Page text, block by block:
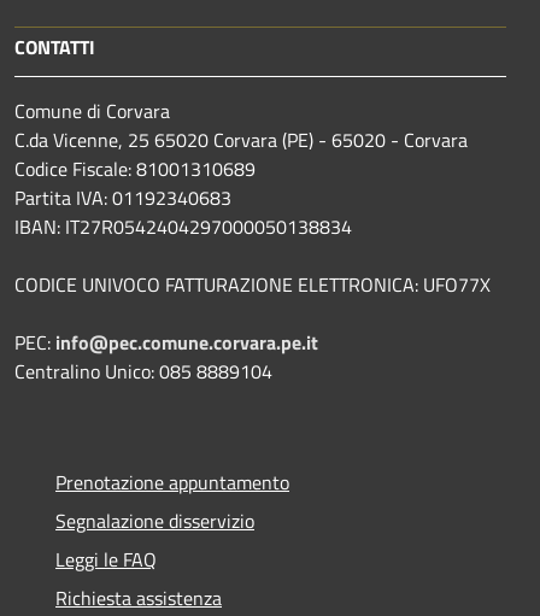
CONTATTI
Comune di Corvara
C.da Vicenne, 25 65020 Corvara (PE) - 65020 - Corvara
Codice Fiscale: 81001310689
Partita IVA: 01192340683
IBAN: IT27R0542404297000050138834
CODICE UNIVOCO FATTURAZIONE ELETTRONICA: UFO77X
PEC: info@pec.comune.corvara.pe.it
Centralino Unico: 085 8889104
Prenotazione appuntamento
Segnalazione disservizio
Leggi le FAQ
Richiesta assistenza